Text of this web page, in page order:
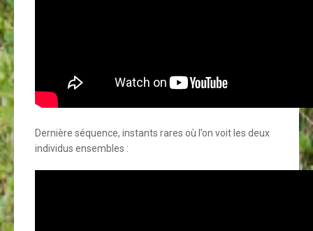
Dernière séquence, instants rares où l’on voit les deux
individus ensembles :